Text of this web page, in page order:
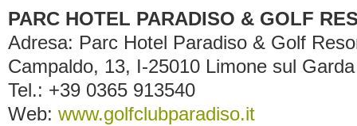
PARC HOTEL PARADISO & GOLF
Adresa: Parc Hotel Paradiso & Golf
Campaldo, 13, I-25010 Limone sul
Tel.: +39 0365 913540
Web: www.golfclubparadiso.it